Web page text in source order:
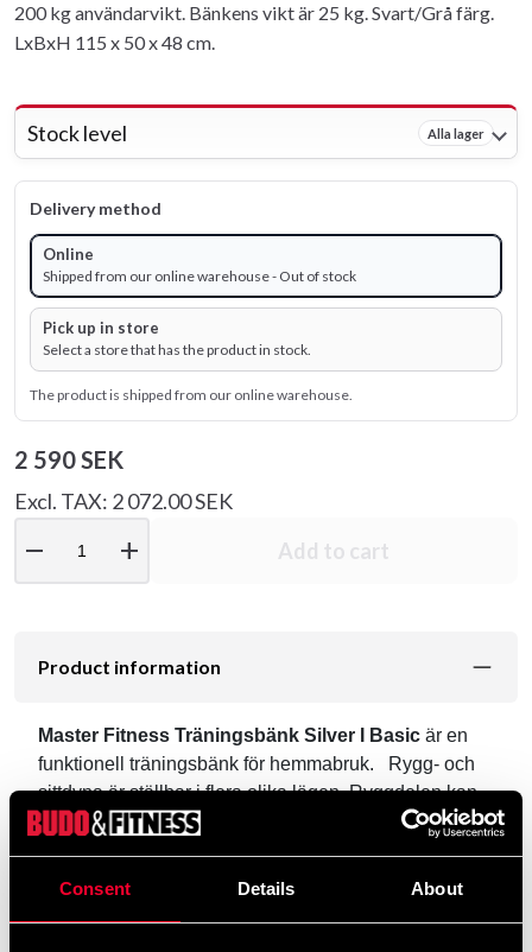
Consent Details About
200 kg användarvikt. Bänkens vikt är 25 kg. Svart/Grå färg.
LxBxH 115 x 50 x 48 cm.
Stock level Alla lager
Delivery method
Online
Shipped from our online warehouse - Out of stock
Pick up in store
Select a store that has the product in stock.
The product is shipped from our online warehouse.
2 590 SEK
Excl. TAX: 2 072.00 SEK
remove add Add to cart
Product information
Master Fitness Träningsbänk Silver I Basic är en
funktionell träningsbänk för hemmabruk. Rygg- och
sittdyna är ställbar i flera olika lägen. Ryggdelen kan
justeras i 5 olika lägen från 0 till 90 gr. Sitsen är
avsmalnande med en bredd från 30,5 - 26,5 cm.